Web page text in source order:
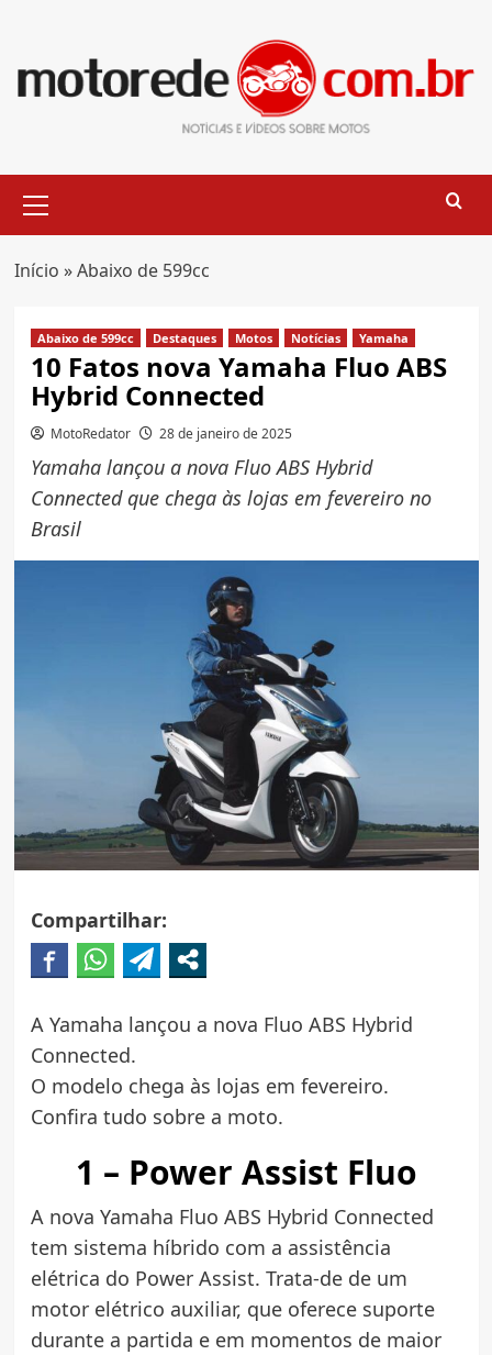
content
Menu
Início »Abaixo de 599cc
Abaixo de 599cc Destaques Motos Notícias Yamaha
10 Fatos nova Yamaha Fluo ABS
Hybrid Connected
MotoRedator 28 de janeiro de 2025
Yamaha lançou a nova Fluo ABS Hybrid
Connected que chega às lojas em fevereiro no
Brasil
Compartilhar:
A Yamaha lançou a nova Fluo ABS Hybrid
Connected.
O modelo chega às lojas em fevereiro.
Confira tudo sobre a moto.
1 – Power Assist Fluo
A nova Yamaha Fluo ABS Hybrid Connected
tem sistema híbrido com a assistência
elétrica do Power Assist. Trata-de de um
motor elétrico auxiliar, que oferece suporte
durante a partida e em momentos de maior